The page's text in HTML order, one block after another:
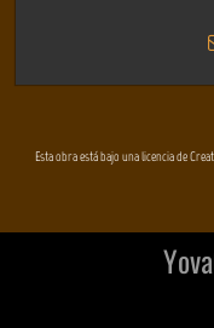
Esta obra está bajo una licencia de